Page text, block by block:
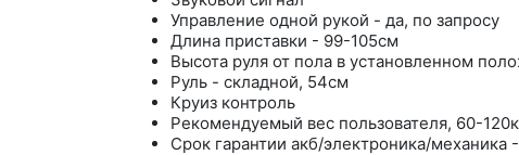
Управление одной рукой - да, по запросу
Длина приставки - 99-105см
Высота руля от пола в установленном
Руль - складной, 54см
Круиз контроль
Рекомендуемый вес пользователя, 60-
Срок гарантии акб/электроника/механика